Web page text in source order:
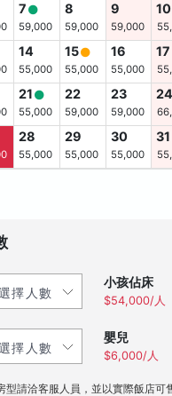
7
59,000
8
59,000
9
59,000
10
14
55,000
15
55,000
16
55,000
17
21
55,000
22
59,000
23
59,000
28
55,000
29
55,000
30
55,000
31
小孩佔床
$54,000/人
嬰兒
$6,000/人
型請洽客服人員，並以實際飯店可